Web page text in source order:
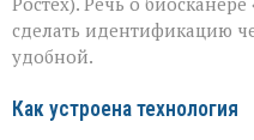
сделать идентификацию
удобной.
Как устроена технология